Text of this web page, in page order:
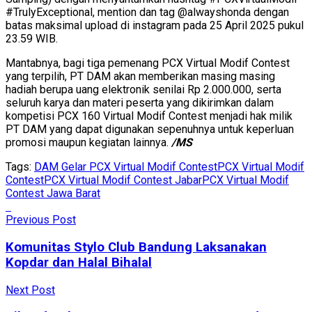
#TrulyExceptional, mention dan tag @alwayshonda dengan
batas maksimal upload di instagram pada 25 April 2025 pukul
23.59 WIB.
Mantabnya, bagi tiga pemenang PCX Virtual Modif Contest
yang terpilih, PT DAM akan memberikan masing masing
hadiah berupa uang elektronik senilai Rp 2.000.000, serta
seluruh karya dan materi peserta yang dikirimkan dalam
kompetisi PCX 160 Virtual Modif Contest menjadi hak milik
PT DAM yang dapat digunakan sepenuhnya untuk keperluan
promosi maupun kegiatan lainnya. /MS
Tags: DAM Gelar PCX Virtual Modif ContestPCX Virtual Modif
ContestPCX Virtual Modif Contest JabarPCX Virtual Modif
Contest Jawa Barat
Previous Post
Komunitas Stylo Club Bandung Laksanakan
Kopdar dan Halal Bihalal
Next Post